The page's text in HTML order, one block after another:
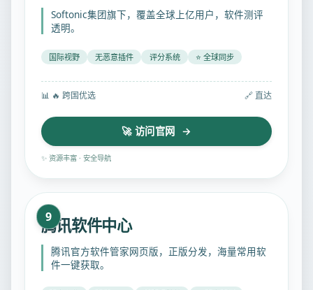
Softonic集团旗下，覆盖全球上亿用户，软件测评
透明。
国际视野 无恶意插件 评分系统 ⭐ 全球同步
📊 🔥 跨国优选 🔗 直达
🚀 访问官网 →
✨ 资源丰富 · 安全导航
9
腾讯软件中心
腾讯官方软件管家网页版，正版分发，海量常用软
件一键获取。